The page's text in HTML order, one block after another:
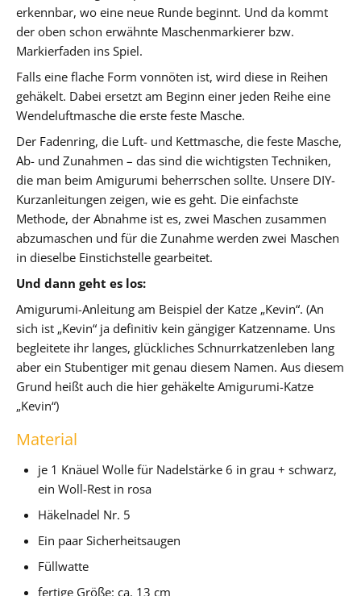
erkennbar, wo eine neue Runde beginnt. Und da kommt
der oben schon erwähnte Maschenmarkierer bzw.
Markierfaden ins Spiel.
Falls eine flache Form vonnöten ist, wird diese in Reihen
gehäkelt. Dabei ersetzt am Beginn einer jeden Reihe eine
Wendeluftmasche die erste feste Masche.
Der Fadenring, die Luft- und Kettmasche, die feste Masche,
Ab- und Zunahmen – das sind die wichtigsten Techniken,
die man beim Amigurumi beherrschen sollte. Unsere DIY-
Kurzanleitungen zeigen, wie es geht. Die einfachste
Methode, der Abnahme ist es, zwei Maschen zusammen
abzumaschen und für die Zunahme werden zwei Maschen
in dieselbe Einstichstelle gearbeitet.
Und dann geht es los:
Amigurumi-Anleitung am Beispiel der Katze „Kevin“. (An
sich ist „Kevin“ ja definitiv kein gängiger Katzenname. Uns
begleitete ihr langes, glückliches Schnurrkatzenleben lang
aber ein Stubentiger mit genau diesem Namen. Aus diesem
Grund heißt auch die hier gehäkelte Amigurumi-Katze
„Kevin“)
Material
je 1 Knäuel Wolle für Nadelstärke 6 in grau + schwarz,
ein Woll-Rest in rosa
Häkelnadel Nr. 5
Ein paar Sicherheitsaugen
Füllwatte
fertige Größe: ca. 13 cm